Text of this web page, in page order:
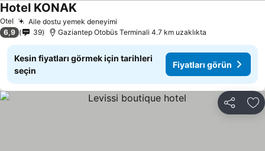
Otel Aile dostu yemek deneyimi
Hotel KONAKFiyatları görün
6,9 39 Gaziantep Otobüs Terminali 4.7 km uzaklıkta
Kesin fiyatları görmek için tarihleri
seçin
Fiyatları görün
Paylaş